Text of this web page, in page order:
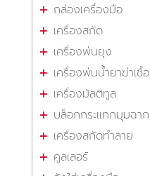
กล่องเครื่องมือ
เครื่องสกัด
เครื่องพ่นยุง
เครื่องพ่นน้ำยาฆ่าเชื้อ
เครื่องมัลติทูล
บล็อกกระแทกมุมฉาก
เครื่องสกัดทำลาย
คูลเลอร์